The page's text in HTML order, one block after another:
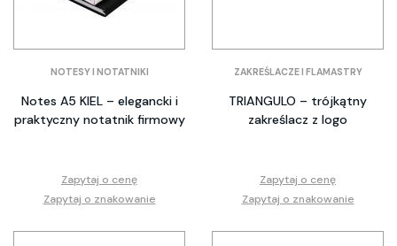
NOTESY I NOTATNIKI
Notes A5 KIEL – elegancki i
praktyczny notatnik firmowy
Zapytaj o cenę
Zapytaj o znakowanie
ZAKREŚLACZE I FLAMASTRY
TRIANGULO – trójkątny
zakreślacz z logo
Zapytaj o cenę
Zapytaj o znakowanie